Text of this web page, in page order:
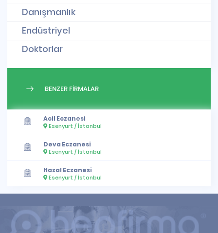
Danışmanlık
Endüstriyel
Doktorlar
BENZER FİRMALAR
Acil Eczanesi
Esenyurt / İstanbul
Deva Eczanesi
Esenyurt / İstanbul
Hazal Eczanesi
Esenyurt / İstanbul